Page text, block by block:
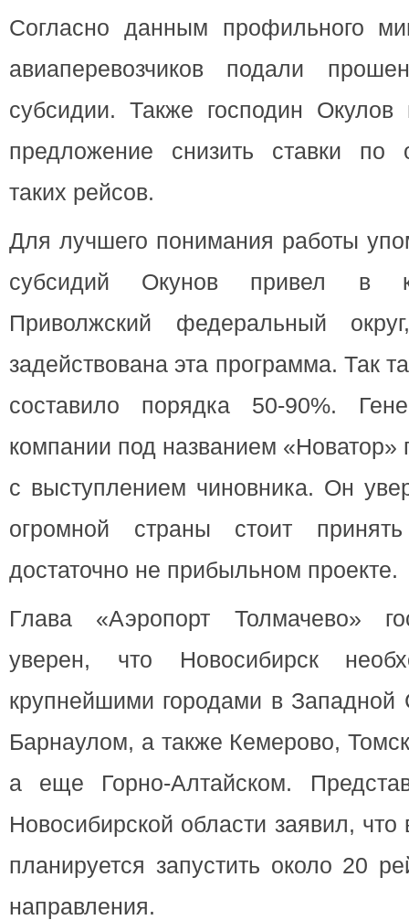
Согласно данным профильного
авиаперевозчиков подали
субсидии. Также господин
предложение снизить ставки по
таких рейсов.
Для лучшего понимания работы
субсидий Окунов привел в
Приволжский федеральный
задействована эта программа. Так
составило порядка 50-90%.
компании под названием «Новатор»
с выступлением чиновника. Он
огромной страны стоит
достаточно не прибыльном проекте.
Глава «Аэропорт Толмачево»
уверен, что Новосибирск
крупнейшими городами в
Барнаулом, а также Кемерово,
а еще Горно-Алтайском.
Новосибирской области заявил,
планируется запустить около 20
направления.